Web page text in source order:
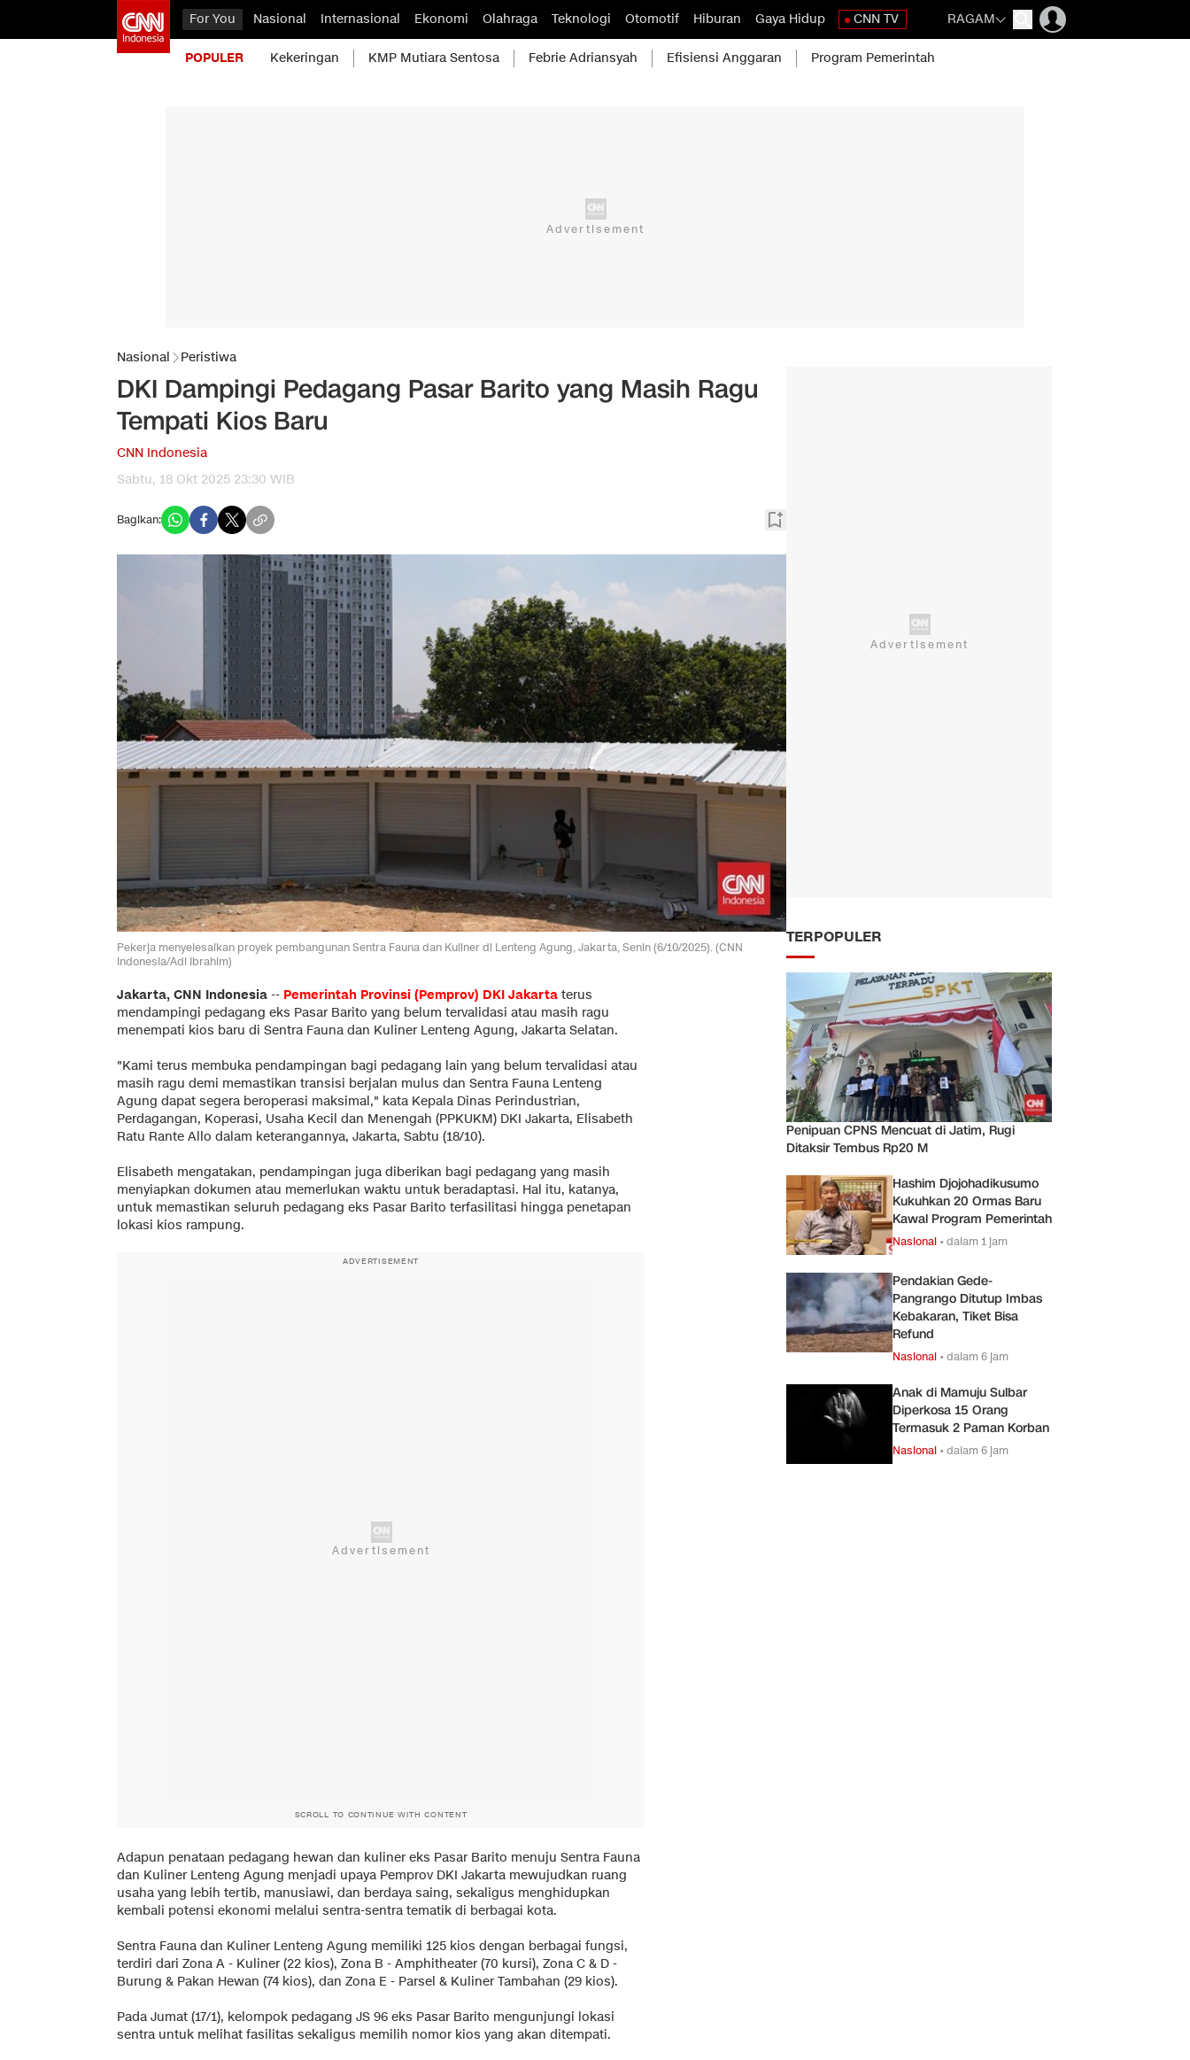
For You Nasional Internasional Ekonomi Olahraga Teknologi Otomotif Hiburan Gaya Hidup CNN TV RAGAM
POPULER Kekeringan KMP Mutiara Sentosa Febrie Adriansyah Efisiensi Anggaran Program Pemerintah
Nasional Peristiwa
DKI Dampingi Pedagang Pasar Barito yang Masih Ragu
Tempati Kios Baru
CNN Indonesia
Sabtu, 18 Okt 2025 23:30 WIB
Bagikan:
Pekerja menyelesaikan proyek pembangunan Sentra Fauna dan Kuliner di Lenteng Agung, Jakarta, Senin (6/10/2025). (CNN
Indonesia/Adi Ibrahim)
Jakarta, CNN Indonesia -- Pemerintah Provinsi (Pemprov) DKI Jakarta terus
mendampingi pedagang eks Pasar Barito yang belum tervalidasi atau masih ragu
menempati kios baru di Sentra Fauna dan Kuliner Lenteng Agung, Jakarta Selatan.
"Kami terus membuka pendampingan bagi pedagang lain yang belum tervalidasi atau
masih ragu demi memastikan transisi berjalan mulus dan Sentra Fauna Lenteng
Agung dapat segera beroperasi maksimal," kata Kepala Dinas Perindustrian,
Perdagangan, Koperasi, Usaha Kecil dan Menengah (PPKUKM) DKI Jakarta, Elisabeth
Ratu Rante Allo dalam keterangannya, Jakarta, Sabtu (18/10).
Elisabeth mengatakan, pendampingan juga diberikan bagi pedagang yang masih
menyiapkan dokumen atau memerlukan waktu untuk beradaptasi. Hal itu, katanya,
untuk memastikan seluruh pedagang eks Pasar Barito terfasilitasi hingga penetapan
lokasi kios rampung.
ADVERTISEMENT
SCROLL TO CONTINUE WITH CONTENT
Adapun penataan pedagang hewan dan kuliner eks Pasar Barito menuju Sentra Fauna
dan Kuliner Lenteng Agung menjadi upaya Pemprov DKI Jakarta mewujudkan ruang
usaha yang lebih tertib, manusiawi, dan berdaya saing, sekaligus menghidupkan
kembali potensi ekonomi melalui sentra-sentra tematik di berbagai kota.
Sentra Fauna dan Kuliner Lenteng Agung memiliki 125 kios dengan berbagai fungsi,
terdiri dari Zona A - Kuliner (22 kios), Zona B - Amphitheater (70 kursi), Zona C & D -
Burung & Pakan Hewan (74 kios), dan Zona E - Parsel & Kuliner Tambahan (29 kios).
Pada Jumat (17/1), kelompok pedagang JS 96 eks Pasar Barito mengunjungi lokasi
sentra untuk melihat fasilitas sekaligus memilih nomor kios yang akan ditempati.
TERPOPULER
Penipuan CPNS Mencuat di Jatim, Rugi
Ditaksir Tembus Rp20 M
Hashim Djojohadikusumo
Kukuhkan 20 Ormas Baru
Kawal Program Pemerintah
Nasional •dalam 1 jam
Pendakian Gede-
Pangrango Ditutup Imbas
Kebakaran, Tiket Bisa
Refund
Nasional •dalam 6 jam
Anak di Mamuju Sulbar
Diperkosa 15 Orang
Termasuk 2 Paman Korban
Nasional •dalam 6 jam